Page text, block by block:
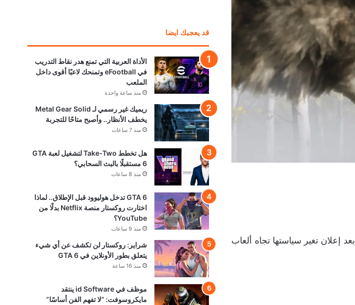
لن تصدر على PC بعد إعلان تغير سياستها تجاه ألعاب
قد يعجبك ايضا
الأداة العربية التي تمنع هدر نقاط التدريب
في eFootball وتمنحك لاعبًا أقوى داخل
الملعب
منذ ساعة واحدة
ريميك غير رسمي لـ Metal Gear Solid
يخطف الأنظار.. وأصبح متاحًا للتجربة
منذ 7 ساعات
هل تخطط Take-Two لتشغيل لعبة GTA
6 مستقبلًا بالبث السحابي؟
منذ 8 ساعات
GTA 6 تدخل هوليوود قبل الإطلاق.. لماذا
اختارت روكستار منصة Netflix بدلًا من
YouTube؟
منذ 9 ساعات
شراير: روكستار لن تكشف عن أي شيء
يتعلق بطور الأونلاين في GTA 6
منذ 16 ساعة
موظف في id Software ينتقد
مايكروسوفت: “لا تفهم الفن أساسًا”